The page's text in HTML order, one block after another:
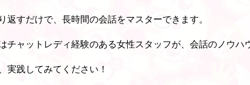
返すだけで、長時間の会話をマスターできます。
チャットレディ経験のある女性スタッフが、会話のノウ
実践してみてください！